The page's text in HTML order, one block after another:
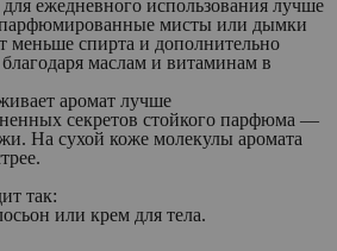
ежедневного использования лучше
мисты или дымки
меньше спирта и дополнительно
маслам и витаминам в
аромат лучше
секретов стойкого парфюма —
На сухой коже молекулы аромата
так:
или крем для тела.